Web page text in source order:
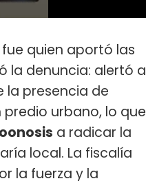
quien aportó las
la denuncia: alertó a
la presencia de
urbano, lo que
a radicar la
local. La fiscalía
la fuerza y la